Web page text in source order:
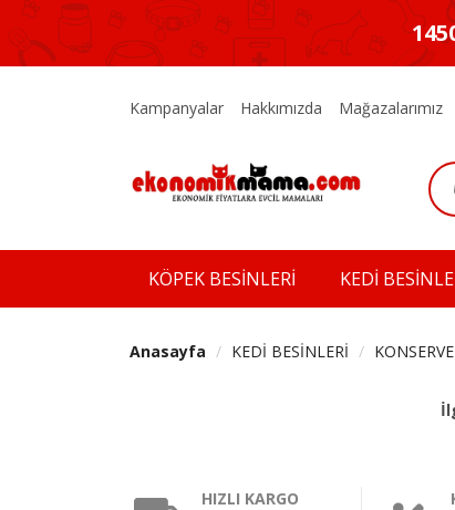
Kampanyalar Hakkımızda Mağazalarımız
KÖPEK BESİNLERİ KEDİ
Anasayfa KEDİ BESİNLERİ
HIZLI KARGO